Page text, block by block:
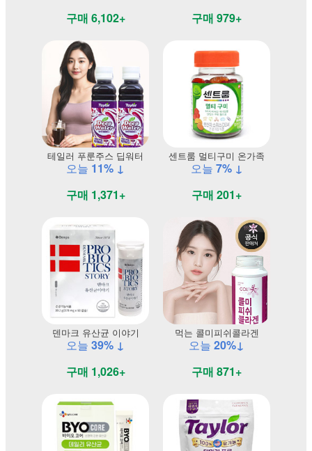
구매 6,102+
구매 979+
테일러 푸룬주스 딥워터
오늘 11% ↓
구매 1,371+
센트룸 멀티구미 온가족
오늘 7% ↓
구매 201+
덴마크 유산균 이야기
오늘 39% ↓
구매 1,026+
먹는 콜미피쉬콜라겐
오늘 20%↓
구매 871+